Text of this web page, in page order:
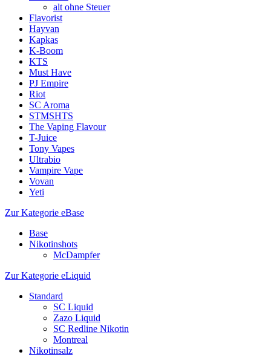
alt ohne Steuer
Flavorist
Hayvan
Kapkas
K-Boom
KTS
Must Have
PJ Empire
Riot
SC Aroma
STMSHTS
The Vaping Flavour
T-Juice
Tony Vapes
Ultrabio
Vampire Vape
Vovan
Yeti
Zur Kategorie eBase
Base
Nikotinshots
McDampfer
Zur Kategorie eLiquid
Standard
SC Liquid
Zazo Liquid
SC Redline Nikotin
Montreal
Nikotinsalz